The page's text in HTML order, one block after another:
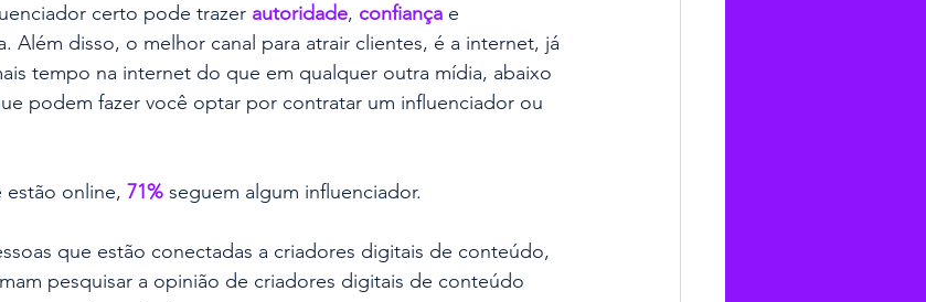
certo pode trazer autoridade, confiança e
Além disso, o melhor canal para atrair clientes, é a internet, já
tempo na internet do que em qualquer outra mídia, abaixo
podem fazer você optar por contratar um influenciador ou
estão online, 71% seguem algum influenciador.
que estão conectadas a criadores digitais de conteúdo,
pesquisar a opinião de criadores digitais de conteúdo